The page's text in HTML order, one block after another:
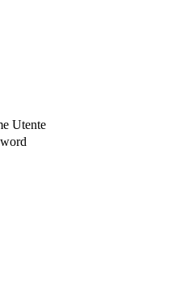
Utente